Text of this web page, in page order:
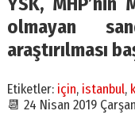
olmayan
araştırılması
Etiketler: için, istanbul,
📆 24 Nisan 2019